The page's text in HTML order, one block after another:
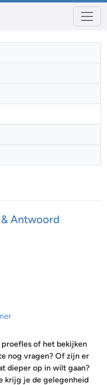
Antwoord
of het bekijken
nog vragen? Of zijn er
dieper op in wilt gaan?
krijg je de gelegenheid